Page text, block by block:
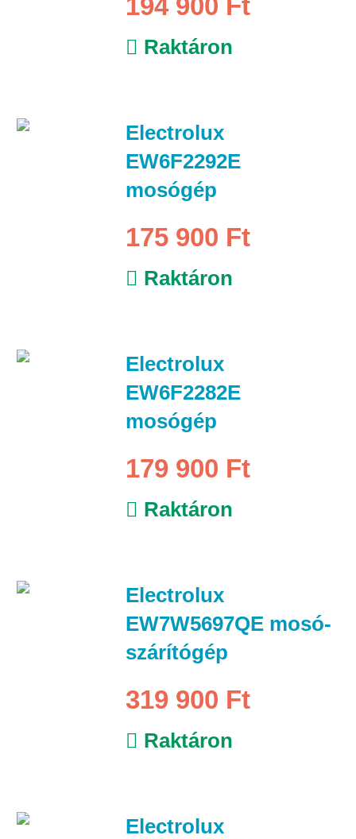
194 900 Ft
Raktáron
Electrolux
EW6F2292E
mosógép
175 900 Ft
Raktáron
Electrolux
EW6F2282E
mosógép
179 900 Ft
Raktáron
Electrolux
EW7W5697QE mosó-
szárítógép
319 900 Ft
Raktáron
Electrolux